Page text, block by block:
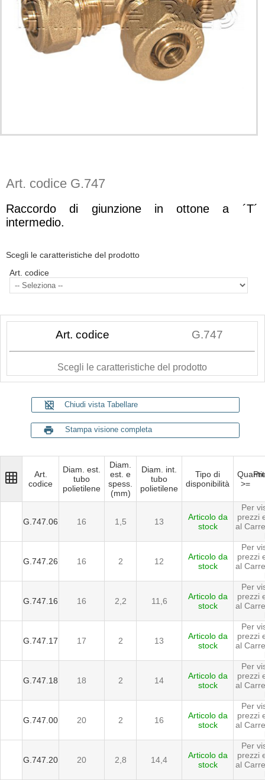
Art. codice G.747
Raccordo di giunzione in ottone a ´T´
intermedio.
Scegli le caratteristiche del prodotto
Art. codice
Art. codice G.747
Scegli le caratteristiche del prodotto
grid_off Chiudi vista Tabellare
print Stampa visione completa
grid_on
Art.
codice
Diam. est.
tubo
polietilene
Diam.
est. e
spess.
(mm)
Diam. int.
tubo
polietilene
Tipo di
disponibilità
>=
G.747.06 16 1,5 13
Articolo da
stock
Per
prezzi
al
G.747.26 16 2 12
Articolo da
stock
Per
prezzi
al
G.747.16 16 2,2 11,6
Articolo da
stock
Per
prezzi
al
G.747.17 17 2 13
Articolo da
stock
Per
prezzi
al
G.747.18 18 2 14
Articolo da
stock
Per
prezzi
al
G.747.00 20 2 16
Articolo da
stock
Per
prezzi
al
G.747.20 20 2,8 14,4
Articolo da
stock
Per
prezzi
al